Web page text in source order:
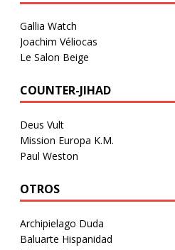
Gallia Watch
Joachim Véliocas
Le Salon Beige
COUNTER-JIHAD
Deus Vult
Mission Europa K.M.
Paul Weston
OTROS
Archipielago Duda
Baluarte Hispanidad